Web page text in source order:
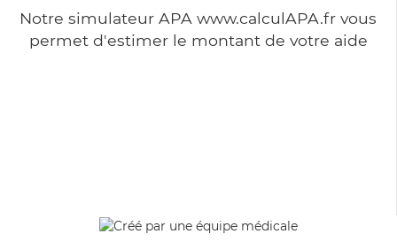
Notre simulateur APA www.calculAPA.fr vous
permet d'estimer le montant de votre aide